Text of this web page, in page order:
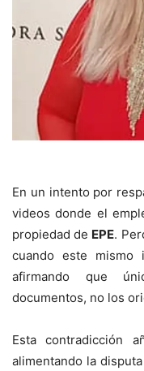
En un intento por
videos donde el
propiedad de EPE.
cuando este mismo
afirmando que
documentos, no los
Esta contradicción
alimentando la